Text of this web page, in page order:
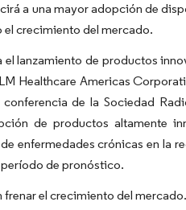
a una mayor adopción de
el crecimiento del mercado.
lanzamiento de productos
Healthcare Americas
de la Sociedad
de productos altamente
enfermedades crónicas en la
de pronóstico.
frenar el crecimiento del mercado.